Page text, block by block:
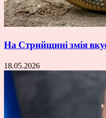
На Стрийщині змія
18.05.2026